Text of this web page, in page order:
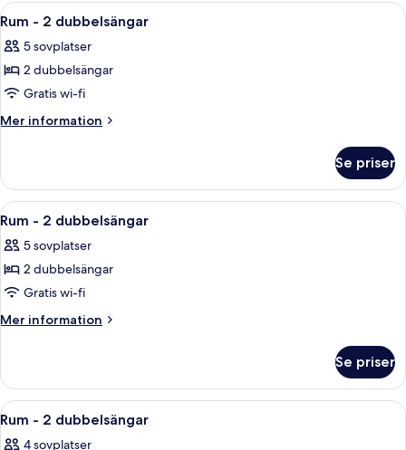
dubbelsängar
Öppna
alla
foton
för
Rum
-
Ett hotellrum med två sängar, ett
5
Rum - 2 dubbelsängar
5 sovplatser
2 dubbelsängar
Gratis wi-fi
Mer information
Mer
-
dubbelsängar
Se priser
Öppna
alla
foton
för
Rum
-
Ett hotellrum med två sängar, ett
5
Rum - 2 dubbelsängar
5 sovplatser
2 dubbelsängar
Gratis wi-fi
Mer information
Mer
-
dubbelsängar
Se priser
Öppna
alla
Ett hotellrum med två sängar, ett
4
Rum - 2 dubbelsängar
4 sovplatser